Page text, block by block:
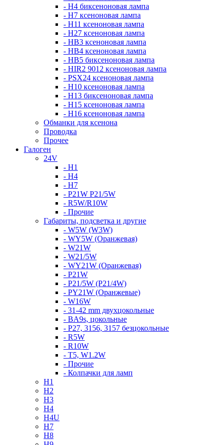
- H4 биксеноновая лампа
- H7 ксеноновая лампа
- H11 ксеноновая лампа
- H27 ксеноновая лампа
- HB3 ксеноновая лампа
- HB4 ксеноновая лампа
- HB5 биксеноновая лампа
- HIR2 9012 ксеноновая лампа
- PSX24 ксеноновая лампа
- H10 ксеноновая лампа
- H13 биксеноновая лампа
- H15 ксеноновая лампа
- H16 ксеноновая лампа
Обманки для ксенона
Проводка
Прочее
Галоген
24V
- H1
- H4
- H7
- P21W P21/5W
- R5W/R10W
- Прочие
Габариты, подсветка и другие
- W5W (W3W)
- WY5W (Оранжевая)
- W21W
- W21/5W
- WY21W (Оранжевая)
- P21W
- P21/5W (P21/4W)
- PY21W (Оранжевые)
- W16W
- 31-42 mm двухцокольные
- BA9s, цокольные
- P27, 3156, 3157 безцокольные
- R5W
- R10W
- T5, W1.2W
- Прочие
- Колпачки для ламп
H1
H2
H3
H4
H4U
H7
H8